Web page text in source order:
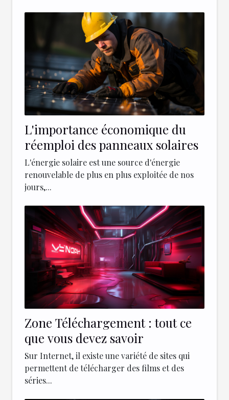
L'importance économique du
réemploi des panneaux solaires
L'énergie solaire est une source d'énergie
renouvelable de plus en plus exploitée de nos
jours,...
Zone Téléchargement : tout ce
que vous devez savoir
Sur Internet, il existe une variété de sites qui
permettent de télécharger des films et des
séries...